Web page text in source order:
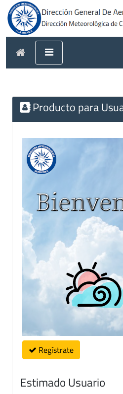
Producto para
Regístrate
Estimado Usuario